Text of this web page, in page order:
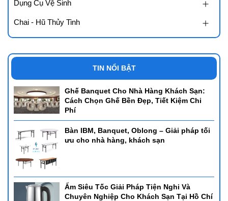
Dụng Cụ Vệ Sinh
Chai - Hũ Thủy Tinh
TIN NỔI BẬT
Ghế Banquet Cho Nhà Hàng Khách Sạn:
Cách Chọn Ghế Bền Đẹp, Tiết Kiệm Chi
Phí
Bàn IBM, Banquet, Oblong – Giải pháp tối
ưu cho nhà hàng, khách sạn
Ấm Siêu Tốc Giải Pháp Tiện Nghi Và
Chuyên Nghiệp Cho Khách Sạn Tại Hồ Chí